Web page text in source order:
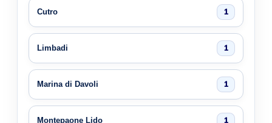
Cutro 1
Limbadi 1
Marina di Davoli 1
Montepaone Lido 1